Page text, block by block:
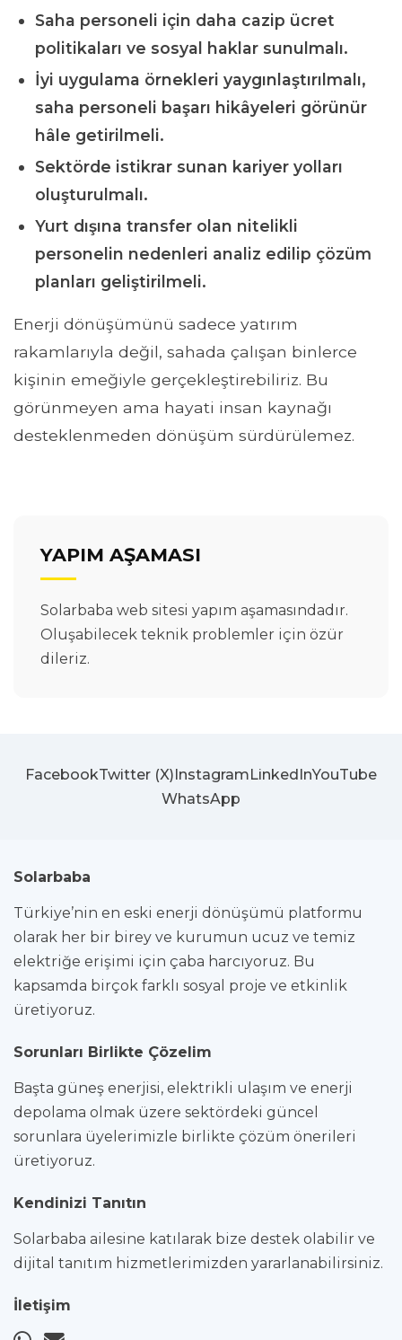
Saha personeli için daha cazip ücret
politikaları ve sosyal haklar sunulmalı.
İyi uygulama örnekleri yaygınlaştırılmalı,
saha personeli başarı hikâyeleri görünür
hâle getirilmeli.
Sektörde istikrar sunan kariyer yolları
oluşturulmalı.
Yurt dışına transfer olan nitelikli
personelin nedenleri analiz edilip çözüm
planları geliştirilmeli.
Enerji dönüşümünü sadece yatırım
rakamlarıyla değil, sahada çalışan binlerce
kişinin emeğiyle gerçekleştirebiliriz. Bu
görünmeyen ama hayati insan kaynağı
desteklenmeden dönüşüm sürdürülemez.
YAPIM AŞAMASI
Solarbaba web sitesi yapım aşamasındadır.
Oluşabilecek teknik problemler için özür
dileriz.
FacebookTwitter (X) Instagram LinkedInYouTube
WhatsApp
Solarbaba
Türkiye’nin en eski enerji dönüşümü platformu
olarak her bir birey ve kurumun ucuz ve temiz
elektriğe erişimi için çaba harcıyoruz. Bu
kapsamda birçok farklı sosyal proje ve etkinlik
üretiyoruz.
Sorunları Birlikte Çözelim
Başta güneş enerjisi, elektrikli ulaşım ve enerji
depolama olmak üzere sektördeki güncel
sorunlara üyelerimizle birlikte çözüm önerileri
üretiyoruz.
Kendinizi Tanıtın
Solarbaba ailesine katılarak bize destek olabilir ve
dijital tanıtım hizmetlerimizden yararlanabilirsiniz.
İletişim